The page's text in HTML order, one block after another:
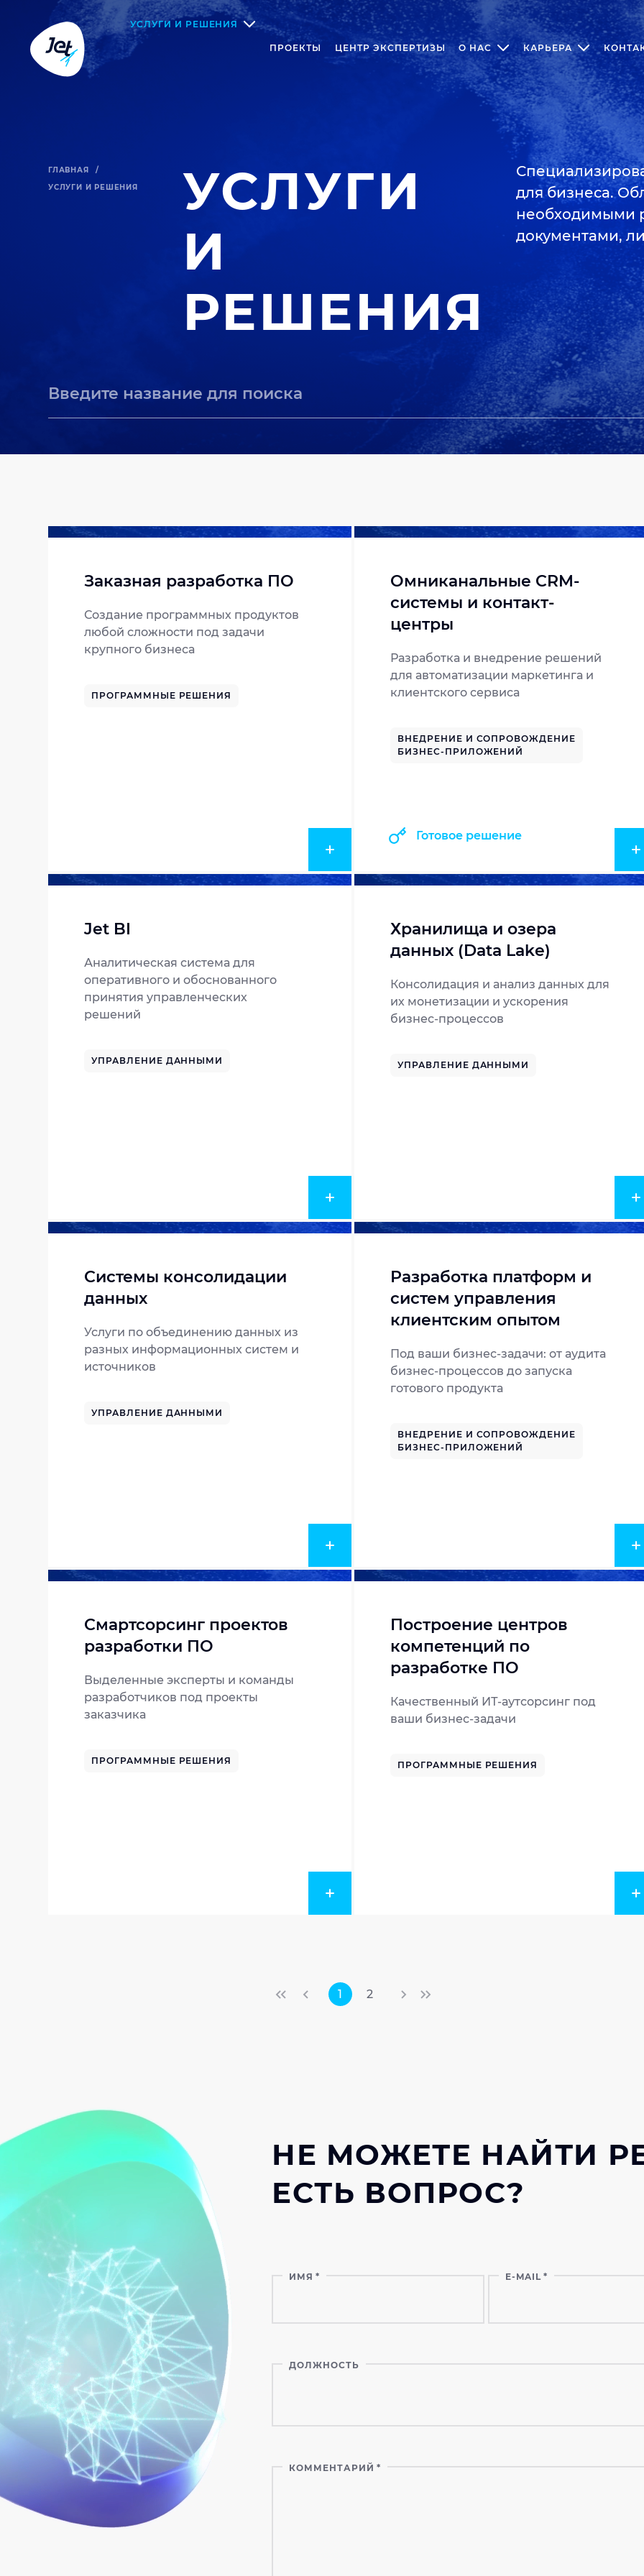
УСЛУГИ И РЕШЕНИЯ
ПРОЕКТЫ ЦЕНТР ЭКСПЕРТИЗЫ О НАС КАРЬЕРА
ГЛАВНАЯ
/
УСЛУГИ И РЕШЕНИЯ
УСЛУГИ
И
РЕШЕНИЯ
для бизнеса.
необходимыми
документами,
Заказная разработка ПО
Создание программных продуктов
любой сложности под задачи
крупного бизнеса
ПРОГРАММНЫЕ РЕШЕНИЯ
Омниканальные CRM-
системы и контакт-
центры
Разработка и внедрение решений
для автоматизации маркетинга и
клиентского сервиса
ВНЕДРЕНИЕ И СОПРОВОЖДЕНИЕ
БИЗНЕС-ПРИЛОЖЕНИЙ
Готовое решение
Jet BI
Аналитическая система для
оперативного и обоснованного
принятия управленческих
решений
УПРАВЛЕНИЕ ДАННЫМИ
Хранилища и озера
данных (Data Lake)
Консолидация и анализ данных для
их монетизации и ускорения
бизнес-процессов
УПРАВЛЕНИЕ ДАННЫМИ
Системы консолидации
данных
Услуги по объединению данных из
разных информационных систем и
источников
УПРАВЛЕНИЕ ДАННЫМИ
Разработка платформ и
систем управления
клиентским опытом
Под ваши бизнес-задачи: от аудита
бизнес-процессов до запуска
готового продукта
ВНЕДРЕНИЕ И СОПРОВОЖДЕНИЕ
БИЗНЕС-ПРИЛОЖЕНИЙ
Смартсорсинг проектов
разработки ПО
Выделенные эксперты и команды
разработчиков под проекты
заказчика
ПРОГРАММНЫЕ РЕШЕНИЯ
Построение центров
компетенций по
разработке ПО
Качественный ИТ-аутсорсинг под
ваши бизнес-задачи
ПРОГРАММНЫЕ РЕШЕНИЯ
1 2
НЕ МОЖЕТЕ НАЙТИ
ЕСТЬ ВОПРОС?
ИМЯ * E-MAIL *
ДОЛЖНОСТЬ
КОММЕНТАРИЙ *